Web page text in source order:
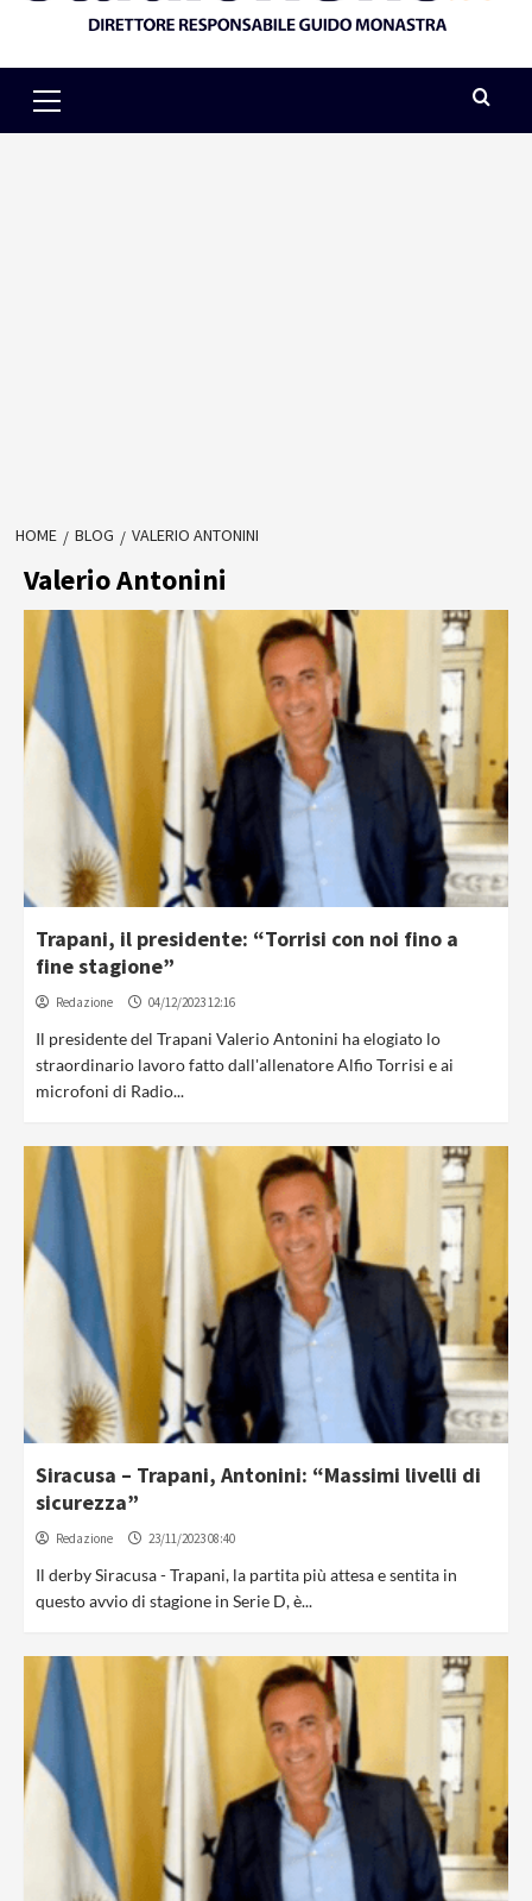
Menu
HOME BLOG VALERIO ANTONINI
Valerio Antonini
Trapani, il presidente: “Torrisi con noi fino a
fine stagione”
Redazione 04/12/2023 12:16
Il presidente del Trapani Valerio Antonini ha elogiato lo
straordinario lavoro fatto dall'allenatore Alfio Torrisi e ai
microfoni di Radio...
Siracusa – Trapani, Antonini: “Massimi livelli di
sicurezza”
Redazione 23/11/2023 08:40
Il derby Siracusa - Trapani, la partita più attesa e sentita in
questo avvio di stagione in Serie D, è...